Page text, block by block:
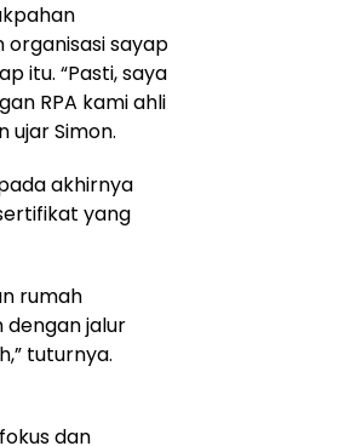
sayap
itu. “Pasti, saya
RPA kami ahli
ujar Simon.
akhirnya
yang
rumah
dengan jalur
tuturnya.
dan